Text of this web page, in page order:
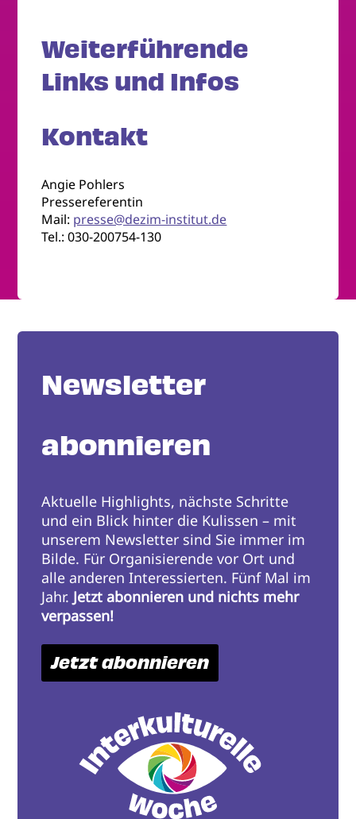
Weiterführende
Links und Infos
Kontakt
Angie Pohlers
Pressereferentin
Mail: presse@dezim-institut.de
Tel.: 030-200754-130
Newsletter
abonnieren
Aktuelle Highlights, nächste Schritte
und ein Blick hinter die Kulissen – mit
unserem Newsletter sind Sie immer im
Bilde. Für Organisierende vor Ort und
alle anderen Interessierten. Fünf Mal im
Jahr. Jetzt abonnieren und nichts mehr
verpassen!
Jetzt abonnieren